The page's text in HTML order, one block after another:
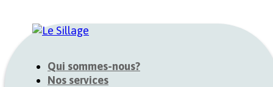
Qui sommes-nous?
Nos services